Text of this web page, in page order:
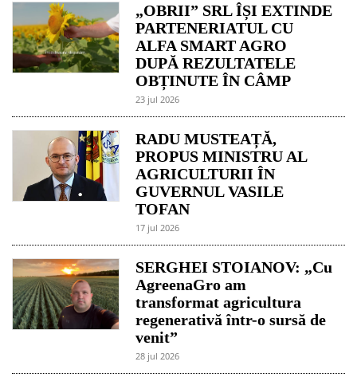
„OBRII” SRL ÎȘI EXTINDE
PARTENERIATUL CU
ALFA SMART AGRO
DUPĂ REZULTATELE
OBȚINUTE ÎN CÂMP
23 jul 2026
RADU MUSTEAȚĂ,
PROPUS MINISTRU AL
AGRICULTURII ÎN
GUVERNUL VASILE
TOFAN
17 jul 2026
SERGHEI STOIANOV: „Cu
AgreenaGro am
transformat agricultura
regenerativă într-o sursă de
venit”
28 jul 2026